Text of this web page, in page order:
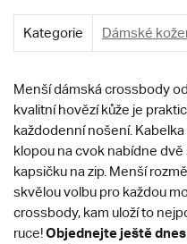
Kategorie Dámské
Menší dámská crossbody
kvalitní hovězí kůže je
každodenní nošení.
klopou na cvok nabídne
kapsičku na zip. Menší
skvělou volbu pro každou
crossbody, kam uloží to
ruce!Objednejte ještě